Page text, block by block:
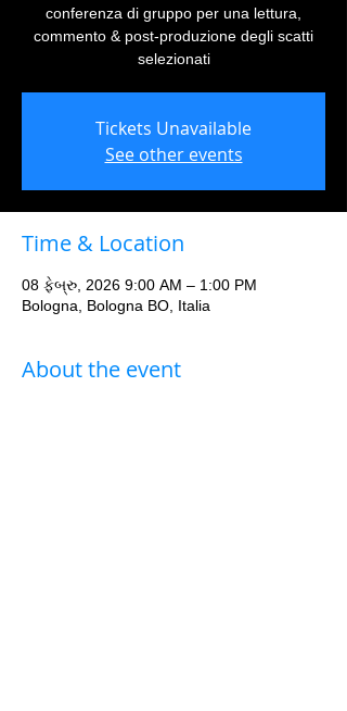
conferenza di gruppo per una lettura,
commento & post-produzione degli scatti
selezionati
Tickets Unavailable
See other events
Time & Location
08 ફેબ્રુ, 2026 9:00 AM – 1:00 PM
Bologna, Bologna BO, Italia
About the event